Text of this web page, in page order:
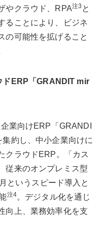
やクラウド、RPA注3 と
ることにより、ビジネ
の可能性を拡げること
ドERP「GRANDIT mir
業向けERP「GRANDI
約し、中小企業向けに
クラウドERP。「カス
従来のオンプレミス型
というスピード導入と
注4。デジタル化を通じ
向上、業務効率化を支